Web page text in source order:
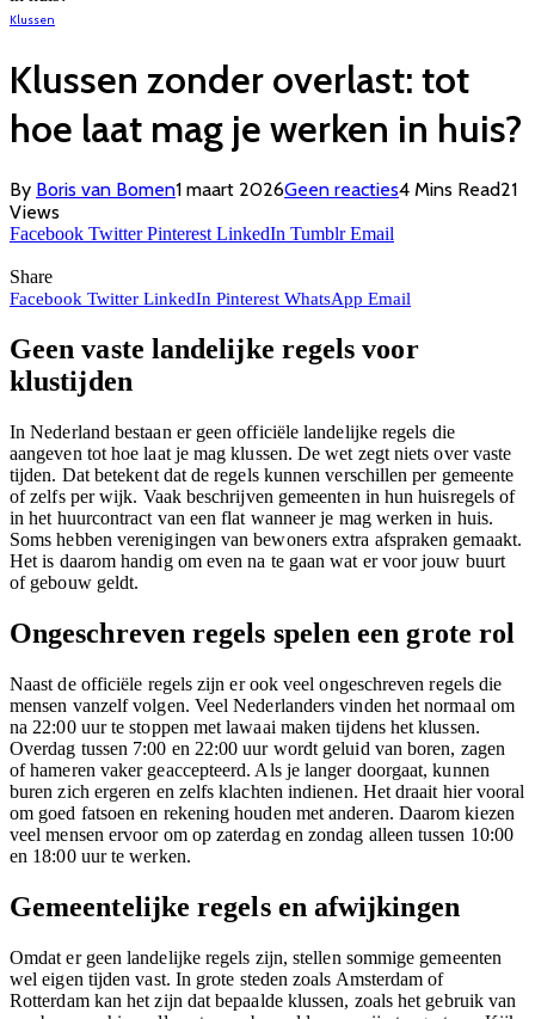
Klussen
Klussen zonder overlast: tot
hoe laat mag je werken in huis?
By Boris van Bomen1 maart 2026Geen reacties4 Mins Read21
Views
Facebook Twitter Pinterest LinkedIn Tumblr Email
Share
Facebook Twitter LinkedIn Pinterest WhatsApp Email
Geen vaste landelijke regels voor
klustijden
In Nederland bestaan er geen officiële landelijke regels die
aangeven tot hoe laat je mag klussen. De wet zegt niets over vaste
tijden. Dat betekent dat de regels kunnen verschillen per gemeente
of zelfs per wijk. Vaak beschrijven gemeenten in hun huisregels of
in het huurcontract van een flat wanneer je mag werken in huis.
Soms hebben verenigingen van bewoners extra afspraken gemaakt.
Het is daarom handig om even na te gaan wat er voor jouw buurt
of gebouw geldt.
Ongeschreven regels spelen een grote rol
Naast de officiële regels zijn er ook veel ongeschreven regels die
mensen vanzelf volgen. Veel Nederlanders vinden het normaal om
na 22:00 uur te stoppen met lawaai maken tijdens het klussen.
Overdag tussen 7:00 en 22:00 uur wordt geluid van boren, zagen
of hameren vaker geaccepteerd. Als je langer doorgaat, kunnen
buren zich ergeren en zelfs klachten indienen. Het draait hier vooral
om goed fatsoen en rekening houden met anderen. Daarom kiezen
veel mensen ervoor om op zaterdag en zondag alleen tussen 10:00
en 18:00 uur te werken.
Gemeentelijke regels en afwijkingen
Omdat er geen landelijke regels zijn, stellen sommige gemeenten
wel eigen tijden vast. In grote steden zoals Amsterdam of
Rotterdam kan het zijn dat bepaalde klussen, zoals het gebruik van